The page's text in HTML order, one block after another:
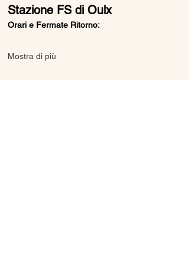
Stazione FS di Oulx
Orari e Fermate Ritorno:
Mostra di più